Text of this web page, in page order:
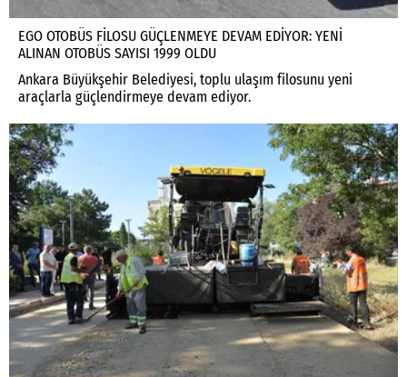
EGO OTOBÜS FİLOSU GÜÇLENMEYE DEVAM EDİYOR: YENİ
ALINAN OTOBÜS SAYISI 1999 OLDU
Ankara Büyükşehir Belediyesi, toplu ulaşım filosunu yeni
araçlarla güçlendirmeye devam ediyor.